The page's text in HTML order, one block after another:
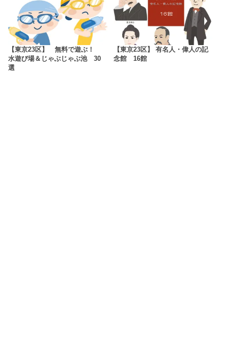
【東京23区】 無料で遊ぶ！
水遊び場＆じゃぶじゃぶ池 30
選
【東京23区】 有名人・偉人の記
念館 16館